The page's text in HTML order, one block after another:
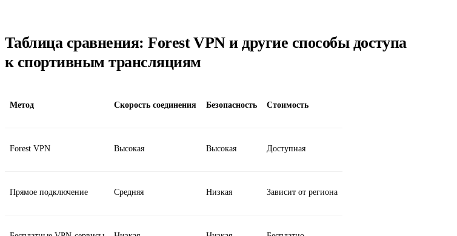
Таблица сравнения: Forest VPN и другие способы доступа
к спортивным трансляциям
Метод Скорость соединения Безопасность Стоимость
Forest VPN Высокая Высокая Доступная
Прямое подключение Средняя Низкая Зависит от региона